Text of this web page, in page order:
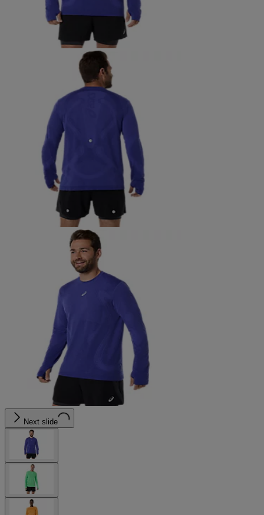
Next slide